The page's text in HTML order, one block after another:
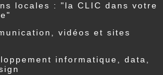
locales : "la CLIC dans votre
vidéos et sites
informatique, data,